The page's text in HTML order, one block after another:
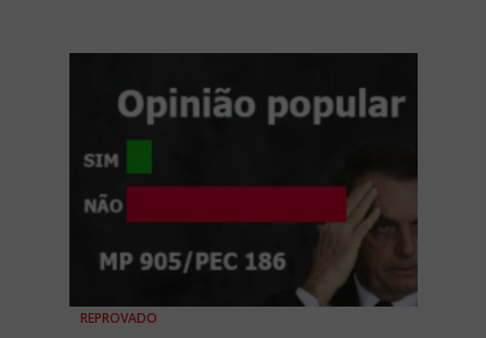
REPROVADO